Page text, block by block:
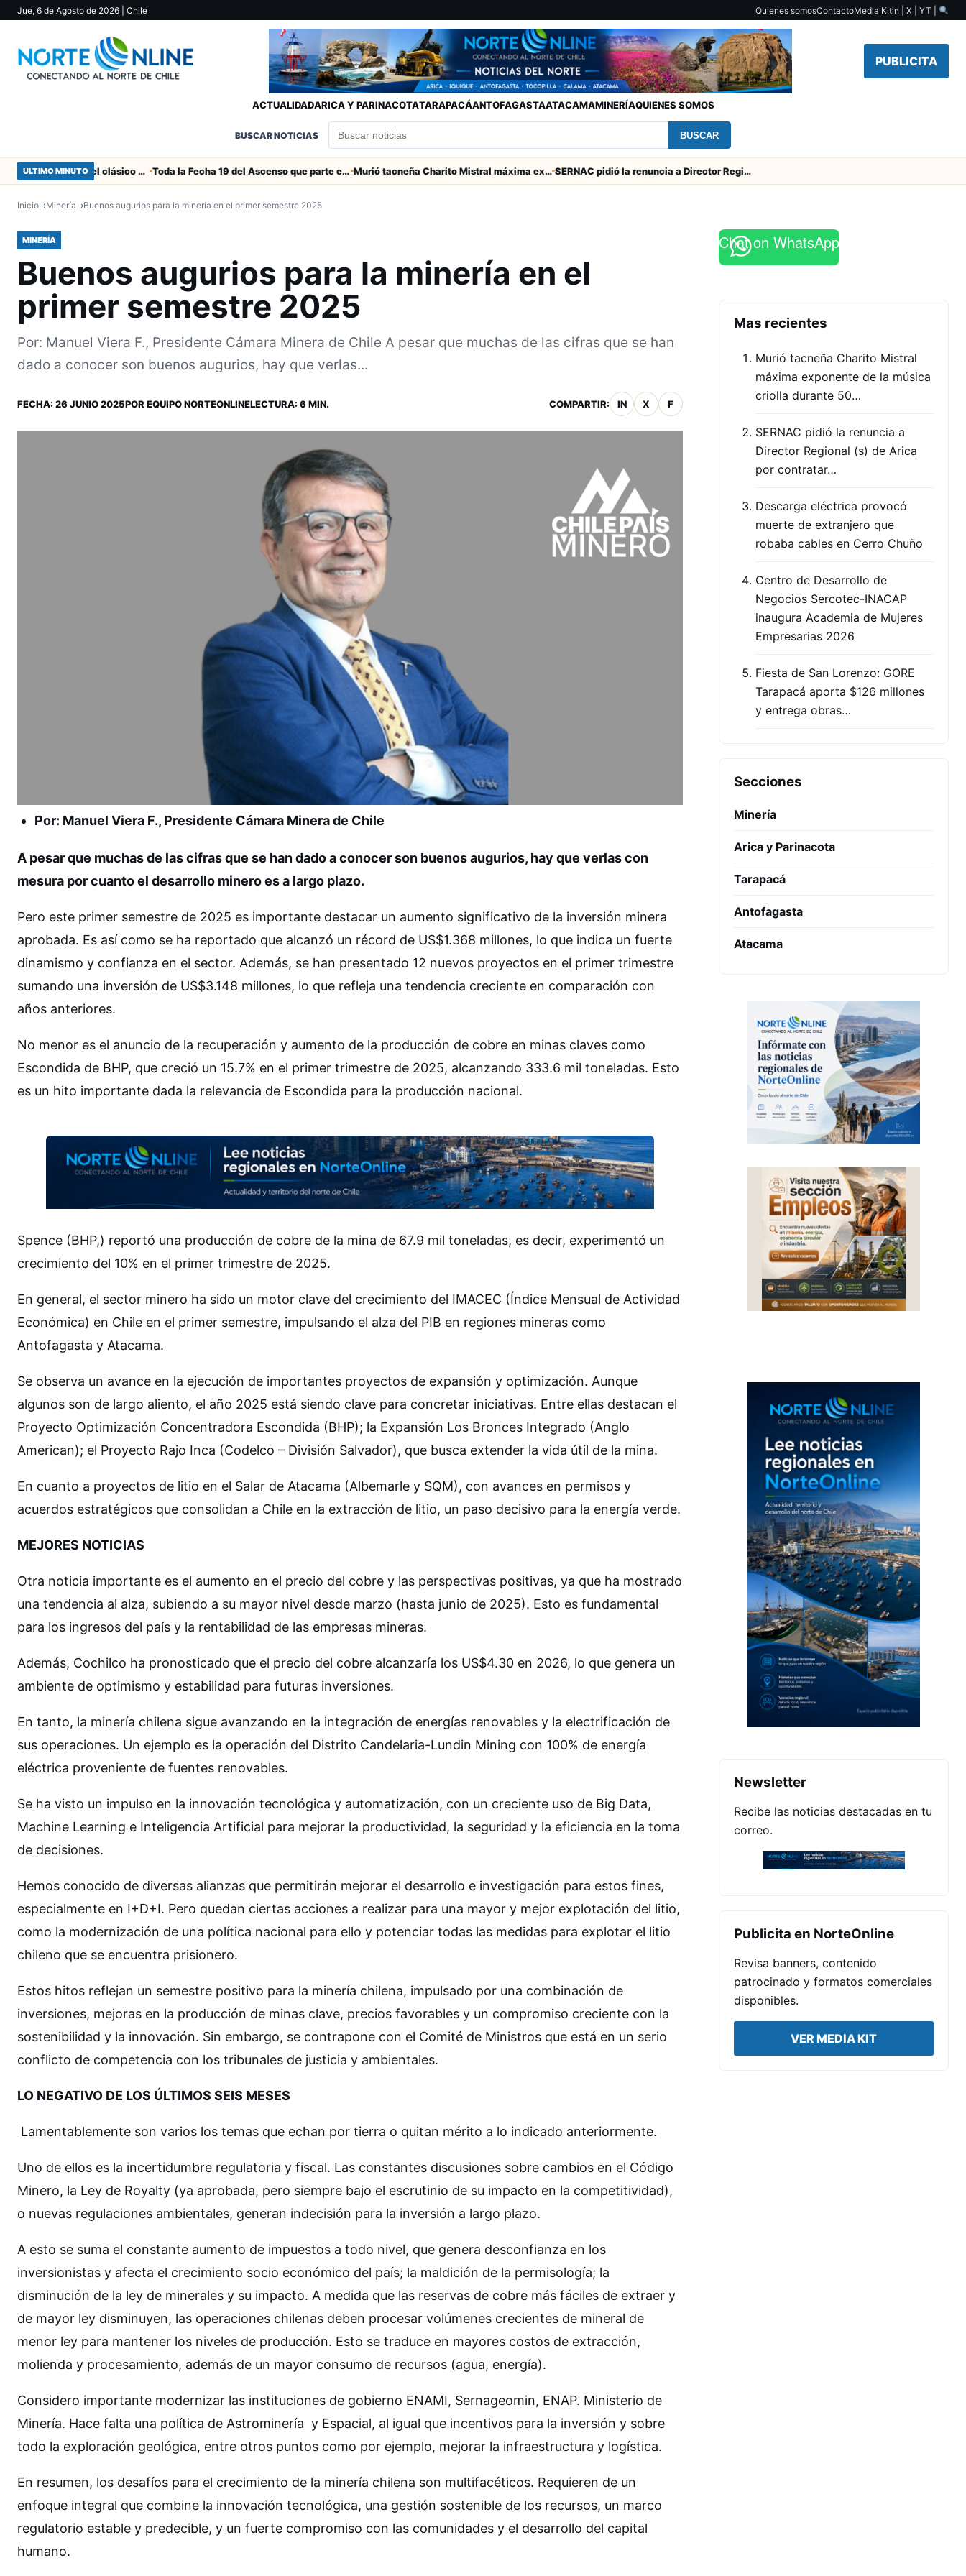
Jue, 6 de Agosto de 2026 | Chile Quienes somosContactoMedia Kitin | X | YT |
PUBLICITA
ACTUALIDADARICA Y PARINACOTATARAPACÁANTOFAGASTAATACAMAMINERÍAQUIENES SOMOS
BUSCAR NOTICIAS BUSCAR
ULTIMO MINUTO Duro castigo por la camorra en el clásico Arica-Iquique Toda la Fecha 19 del Ascenso que parte este viernes Murió tacneña Charito Mistral máxima exponente de la música criolla durante 50 años SERNAC pidió la renuncia a Director Regional (s) de Arica por contratar solo a militantes del Gobierno
Inicio Minería Buenos augurios para la minería en el primer semestre 2025
MINERÍA
Buenos augurios para la minería en el
primer semestre 2025
Por: Manuel Viera F., Presidente Cámara Minera de Chile A pesar que muchas de las cifras que se han
dado a conocer son buenos augurios, hay que verlas...
FECHA: 26 JUNIO 2025POR EQUIPO NORTEONLINELECTURA: 6 MIN. COMPARTIR: IN X F
Por: Manuel Viera F., Presidente Cámara Minera de Chile
A pesar que muchas de las cifras que se han dado a conocer son buenos augurios, hay que verlas con
mesura por cuanto el desarrollo minero es a largo plazo.
Pero este primer semestre de 2025 es importante destacar un aumento significativo de la inversión minera
aprobada. Es así como se ha reportado que alcanzó un récord de US$1.368 millones, lo que indica un fuerte
dinamismo y confianza en el sector. Además, se han presentado 12 nuevos proyectos en el primer trimestre
sumando una inversión de US$3.148 millones, lo que refleja una tendencia creciente en comparación con
años anteriores.
No menor es el anuncio de la recuperación y aumento de la producción de cobre en minas claves como
Escondida de BHP, que creció un 15.7% en el primer trimestre de 2025, alcanzando 333.6 mil toneladas. Esto
es un hito importante dada la relevancia de Escondida para la producción nacional.
Spence (BHP,) reportó una producción de cobre de la mina de 67.9 mil toneladas, es decir, experimentó un
crecimiento del 10% en el primer trimestre de 2025.
En general, el sector minero ha sido un motor clave del crecimiento del IMACEC (Índice Mensual de Actividad
Económica) en Chile en el primer semestre, impulsando el alza del PIB en regiones mineras como
Antofagasta y Atacama.
Se observa un avance en la ejecución de importantes proyectos de expansión y optimización. Aunque
algunos son de largo aliento, el año 2025 está siendo clave para concretar iniciativas. Entre ellas destacan el
Proyecto Optimización Concentradora Escondida (BHP); la Expansión Los Bronces Integrado (Anglo
American); el Proyecto Rajo Inca (Codelco – División Salvador), que busca extender la vida útil de la mina.
En cuanto a proyectos de litio en el Salar de Atacama (Albemarle y SQM), con avances en permisos y
acuerdos estratégicos que consolidan a Chile en la extracción de litio, un paso decisivo para la energía verde.
MEJORES NOTICIAS
Otra noticia importante es el aumento en el precio del cobre y las perspectivas positivas, ya que ha mostrado
una tendencia al alza, subiendo a su mayor nivel desde marzo (hasta junio de 2025). Esto es fundamental
para los ingresos del país y la rentabilidad de las empresas mineras.
Además, Cochilco ha pronosticado que el precio del cobre alcanzaría los US$4.30 en 2026, lo que genera un
ambiente de optimismo y estabilidad para futuras inversiones.
En tanto, la minería chilena sigue avanzando en la integración de energías renovables y la electrificación de
sus operaciones. Un ejemplo es la operación del Distrito Candelaria-Lundin Mining con 100% de energía
eléctrica proveniente de fuentes renovables.
Se ha visto un impulso en la innovación tecnológica y automatización, con un creciente uso de Big Data,
Machine Learning e Inteligencia Artificial para mejorar la productividad, la seguridad y la eficiencia en la toma
de decisiones.
Hemos conocido de diversas alianzas que permitirán mejorar el desarrollo e investigación para estos fines,
especialmente en I+D+I. Pero quedan ciertas acciones a realizar para una mayor y mejor explotación del litio,
como la modernización de una política nacional para ello y potenciar todas las medidas para explotar el litio
chileno que se encuentra prisionero.
Estos hitos reflejan un semestre positivo para la minería chilena, impulsado por una combinación de
inversiones, mejoras en la producción de minas clave, precios favorables y un compromiso creciente con la
sostenibilidad y la innovación. Sin embargo, se contrapone con el Comité de Ministros que está en un serio
conflicto de competencia con los tribunales de justicia y ambientales.
LO NEGATIVO DE LOS ÚLTIMOS SEIS MESES
Lamentablemente son varios los temas que echan por tierra o quitan mérito a lo indicado anteriormente.
Uno de ellos es la incertidumbre regulatoria y fiscal. Las constantes discusiones sobre cambios en el Código
Minero, la Ley de Royalty (ya aprobada, pero siempre bajo el escrutinio de su impacto en la competitividad),
o nuevas regulaciones ambientales, generan indecisión para la inversión a largo plazo.
A esto se suma el constante aumento de impuestos a todo nivel, que genera desconfianza en los
inversionistas y afecta el crecimiento socio económico del país; la maldición de la permisología; la
disminución de la ley de minerales y su impacto. A medida que las reservas de cobre más fáciles de extraer y
de mayor ley disminuyen, las operaciones chilenas deben procesar volúmenes crecientes de mineral de
menor ley para mantener los niveles de producción. Esto se traduce en mayores costos de extracción,
molienda y procesamiento, además de un mayor consumo de recursos (agua, energía).
Considero importante modernizar las instituciones de gobierno ENAMI, Sernageomin, ENAP. Ministerio de
Minería. Hace falta una política de Astrominería y Espacial, al igual que incentivos para la inversión y sobre
todo la exploración geológica, entre otros puntos como por ejemplo, mejorar la infraestructura y logística.
En resumen, los desafíos para el crecimiento de la minería chilena son multifacéticos. Requieren de un
enfoque integral que combine la innovación tecnológica, una gestión sostenible de los recursos, un marco
regulatorio estable y predecible, y un fuerte compromiso con las comunidades y el desarrollo del capital
humano.
Chat on WhatsApp
Mas recientes
Murió tacneña Charito Mistral
máxima exponente de la música
criolla durante 50…
SERNAC pidió la renuncia a
Director Regional (s) de Arica
por contratar…
Descarga eléctrica provocó
muerte de extranjero que
robaba cables en Cerro Chuño
Centro de Desarrollo de
Negocios Sercotec-INACAP
inaugura Academia de Mujeres
Empresarias 2026
Fiesta de San Lorenzo: GORE
Tarapacá aporta $126 millones
y entrega obras…
Secciones
Minería
Arica y Parinacota
Tarapacá
Antofagasta
Atacama
Newsletter
Recibe las noticias destacadas en tu
correo.
Publicita en NorteOnline
Revisa banners, contenido
patrocinado y formatos comerciales
disponibles.
VER MEDIA KIT